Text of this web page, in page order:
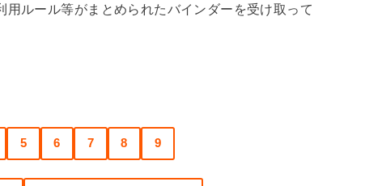
ルール等がまとめられたバインダーを受け取って
5 6 7 8 9